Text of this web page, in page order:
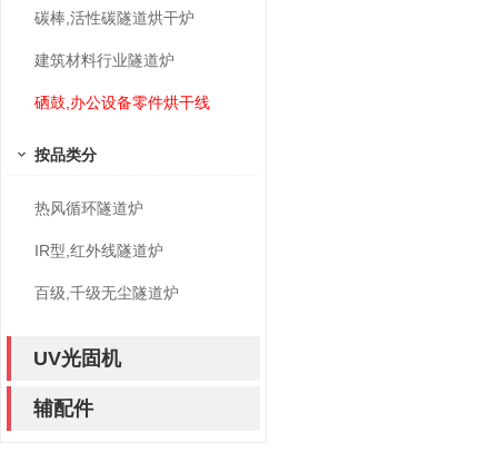
碳棒,活性碳隧道烘干炉
建筑材料行业隧道炉
硒鼓,办公设备零件烘干线
按品类分
热风循环隧道炉
IR型,红外线隧道炉
百级,千级无尘隧道炉
UV光固机
辅配件